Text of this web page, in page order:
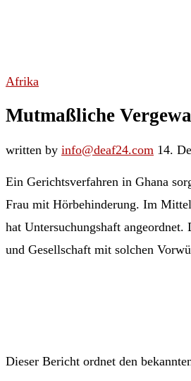
Afrika
Mutmaßliche
written by info@deaf24.com 14.
Ein Gerichtsverfahren in Ghana
Frau mit Hörbehinderung. Im
hat Untersuchungshaft
und Gesellschaft mit solchen
Dieser Bericht ordnet den